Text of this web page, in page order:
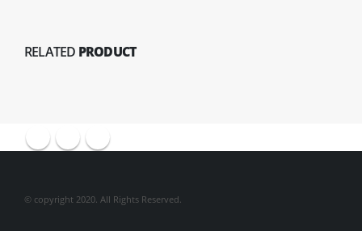
RELATED PRODUCT
© copyright 2020. All Rights Reserved.